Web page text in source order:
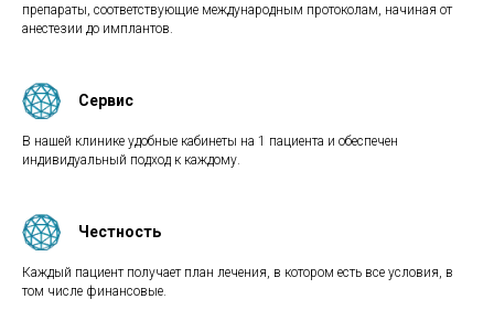
препараты, соответствующие международным протоколам, начиная от
анестезии до имплантов.
Сервис
В нашей клинике удобные кабинеты на 1 пациента и обеспечен
индивидуальный подход к каждому.
Честность
Каждый пациент получает план лечения, в котором есть все условия, в
том числе финансовые.